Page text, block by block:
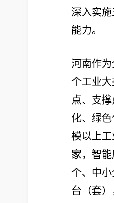
深入实
能力。
河南作
个工业
点、支
化、绿
模以上
家，智
个、中
台（套